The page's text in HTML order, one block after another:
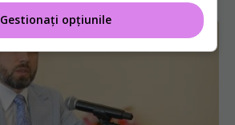
Gestionați opțiunile